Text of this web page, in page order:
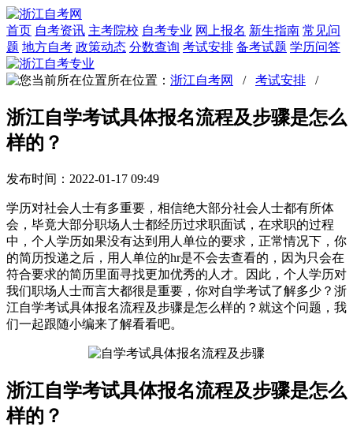
首页 自考资讯 主考院校 自考专业 网上报名 新生指南 常见问
题 地方自考 政策动态 分数查询 考试安排 备考试题 学历问答
所在位置： 浙江自考网 / 考试安排 /
浙江自学考试具体报名流程及步骤是怎么
样的？
发布时间：2022-01-17 09:49
学历对社会人士有多重要，相信绝大部分社会人士都有所体
会，毕竟大部分职场人士都经历过求职面试，在求职的过程
中，个人学历如果没有达到用人单位的要求，正常情况下，你
的简历投递之后，用人单位的hr是不会去查看的，因为只会在
符合要求的简历里面寻找更加优秀的人才。因此，个人学历对
我们职场人士而言大都很是重要，你对自学考试了解多少？浙
江自学考试具体报名流程及步骤是怎么样的？就这个问题，我
们一起跟随小编来了解看看吧。
浙江自学考试具体报名流程及步骤是怎么
样的？